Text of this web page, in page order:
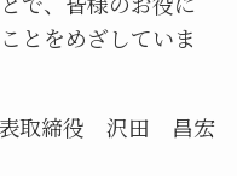
とをめざしていま
取締役 沢田 昌宏